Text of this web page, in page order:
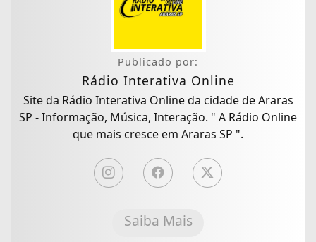
Publicado por:
Rádio Interativa Online
Site da Rádio Interativa Online da cidade de Araras
SP - Informação, Música, Interação. " A Rádio Online
que mais cresce em Araras SP ".
Saiba Mais